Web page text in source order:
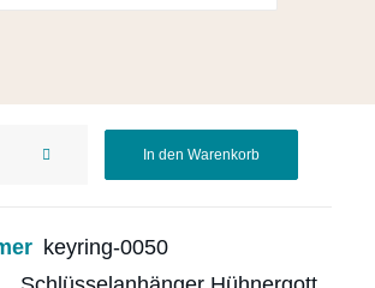
In den Warenkorb
keyring-0050